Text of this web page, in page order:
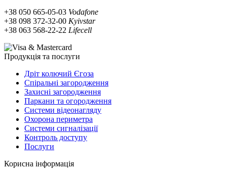
+38 050 665-05-03 Vodafone
+38 098 372-32-00 Kyivstar
+38 063 568-22-22 Lifecell
Продукція та послуги
Дріт колючий Єгоза
Спіральні загородження
Захисні загородження
Паркани та огородження
Системи відеонагляду
Охорона периметра
Системи сигналізації
Контроль доступу
Послуги
Корисна інформація